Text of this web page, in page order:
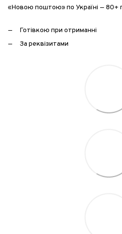
«Новою поштою» по Україні — 80+
Готівкою при отриманні
За реквізитами